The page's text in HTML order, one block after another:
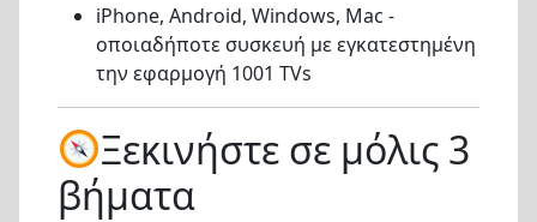
iPhone, Android, Windows, Mac -
οποιαδήποτε συσκευή με εγκατεστημένη
την εφαρμογή 1001 TVs
Ξεκινήστε σε μόλις 3
βήματα